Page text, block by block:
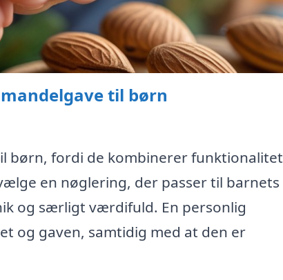
til børn
børn, fordi de kombinerer funktionalitet
en nøglering, der passer til barnets
og særligt værdifuld. En personlig
og gaven, samtidig med at den er